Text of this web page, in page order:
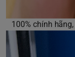
100% chính